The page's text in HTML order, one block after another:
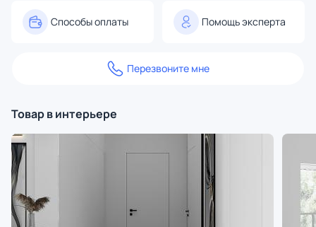
Способы оплаты Помощь эксперта
Перезвоните мне
Товар в интерьере